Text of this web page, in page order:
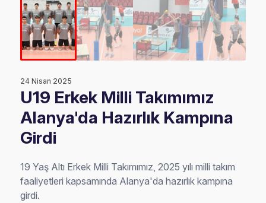
24 Nisan 2025
U19 Erkek Milli Takımımız
Alanya'da Hazırlık Kampına
Girdi
19 Yaş Altı Erkek Milli Takımımız, 2025 yılı milli takım
faaliyetleri kapsamında Alanya'da hazırlık kampına
girdi.